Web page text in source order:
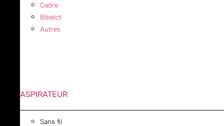
Cadre
Bibelot
Autres
ASPIRATEUR
Sans fil